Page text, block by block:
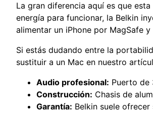
La gran diferencia aquí es que
energía para funcionar, la Belkin
alimentar un iPhone por MagSafe
Si estás dudando entre la
sustituir a un Mac en nuestro
Audio profesional: Puerto de
Construcción: Chasis de
Garantía: Belkin suele